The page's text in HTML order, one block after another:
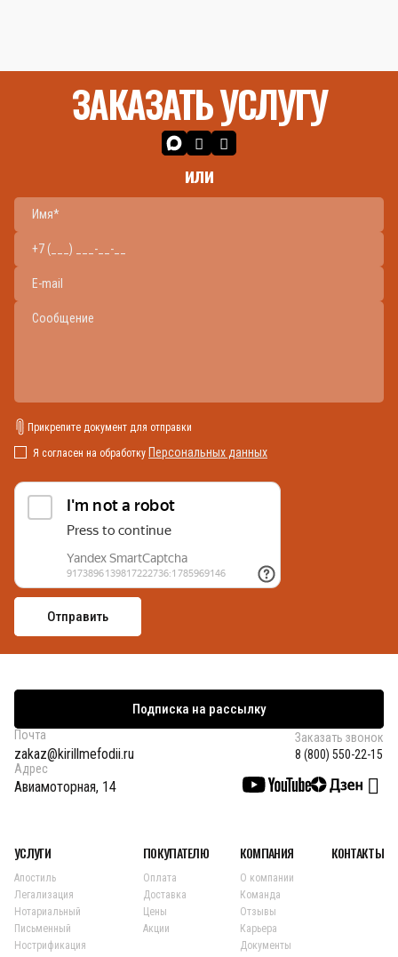
ЗАКАЗАТЬ УСЛУГУ
или
Прикрепите документ для отправки
Я согласен на обработку Персональных данных
Подписка на рассылку
Почта
zakaz@kirillmefodii.ru
Заказать звонок
8 (800) 550-22-15
Адрес
Авиамоторная, 14
УСЛУГИ
Апостиль
Легализация
Нотариальный
Письменный
Нострификация
ПОКУПАТЕЛЮ
Оплата
Доставка
Цены
Акции
КОМПАНИЯ
О компании
Команда
Отзывы
Карьера
Документы
КОНТАКТЫ